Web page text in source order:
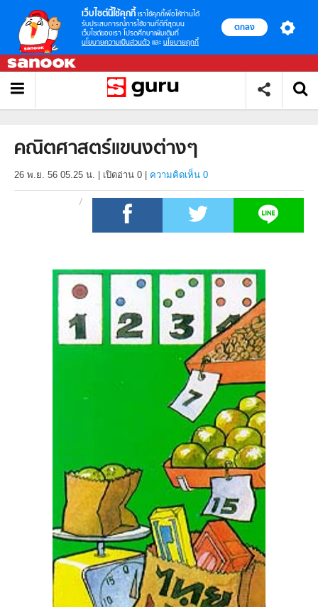
เว็บไซต์นี้ใช้คุกกี้ เราใช้คุกกี้เพื่อให้ท่านได้
รับประสบการณ์การใช้งานที่ดีที่สุดบน
เว็บไซต์ของเรา โปรดศึกษาเพิ่มเติมที่
นโยบายความเป็นส่วนตัว และ นโยบายคุกกี้
ตกลง
คณิตศาสตร์แขนงต่างๆ
26 พ.ย. 56 05.25 น. เปิดอ่าน 0 ความคิดเห็น 0